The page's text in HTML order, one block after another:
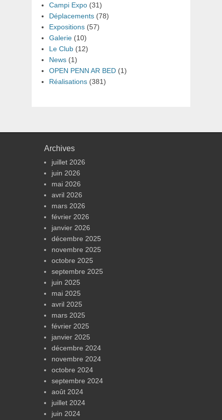
Campi Expo (31)
Déplacements (78)
Expositions (57)
Galerie (10)
Le Club (12)
News (1)
OPEN PENN AR BED (1)
Réalisations (381)
Archives
juillet 2026
juin 2026
mai 2026
avril 2026
mars 2026
février 2026
janvier 2026
décembre 2025
novembre 2025
octobre 2025
septembre 2025
juin 2025
mai 2025
avril 2025
mars 2025
février 2025
janvier 2025
décembre 2024
novembre 2024
octobre 2024
septembre 2024
août 2024
juillet 2024
juin 2024